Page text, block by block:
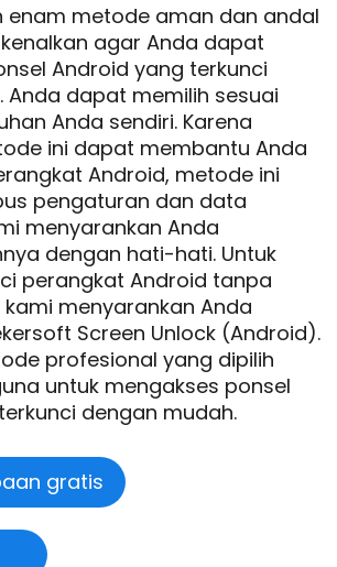
enam metode aman dan andal
agar Anda dapat
Android yang terkunci
Anda dapat memilih sesuai
Anda sendiri. Karena
ini dapat membantu Anda
Android, metode ini
pengaturan dan data
menyarankan Anda
dengan hati-hati. Untuk
perangkat Android tanpa
menyarankan Anda
Screen Unlock (Android).
profesional yang dipilih
untuk mengakses ponsel
dengan mudah.
gratis